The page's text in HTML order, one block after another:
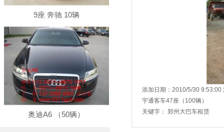
9座 奔驰 10辆
奥迪A6 （50辆）
添加日期：2010/5/30 9:53:00
宇通客车47座（100辆）
关键字： 郑州大巴车租赁